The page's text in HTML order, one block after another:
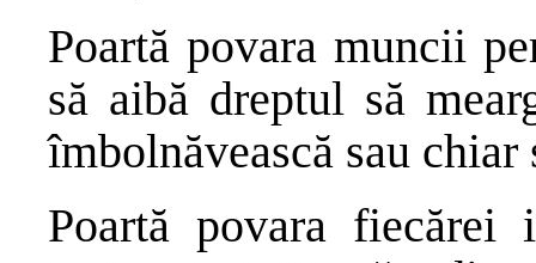
Poartă povara muncii
să aibă dreptul să
îmbolnăvească sau
Poartă povara